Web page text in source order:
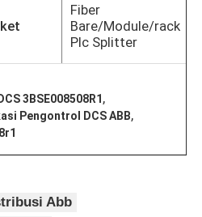
Fiber
Bare/Module/rack
Plc Splitter
3BSE008508R1,
Pengontrol DCS ABB,
Abb